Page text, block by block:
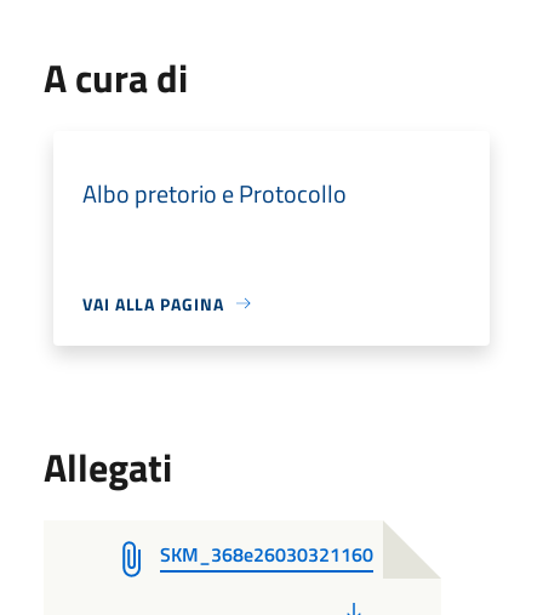
A cura di
Albo pretorio e Protocollo
VAI ALLA PAGINA
Allegati
SKM_368e26030321160